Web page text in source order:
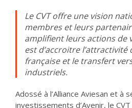
Le CVT offre une vision
membres et leurs
amplifient leurs actions de
est d’accroitre l’attractivité
française et le transfert
industriels.
Adossé à l’Alliance Aviesan et à
investissements d’Avenir, le